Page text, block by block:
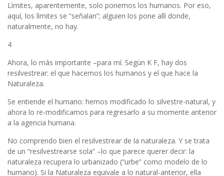
Lìmites, aparentemente, solo ponemos los humanos. Por eso,
aquí, los lìmites se “señalan”; alguien los pone allì donde,
naturalmente, no hay.
4
Ahora, lo màs importante –para mí. Segùn K F, hay dos
resilvestrear: el que hacemos los humanos y el que hace la
Naturaleza.
Se entiende el humano: hemos modificado lo silvestre-natural, y
ahora lo re-modificamos para regresarlo a su momente anterior
a la agencia humana.
No comprendo bien el resilvestrear de la naturaleza. Y se trata
de un “resilvestrearse sola” –lo que parece querer decir: la
naturaleza recupera lo urbanizado (“urbe” como modelo de lo
humano). Si la Naturaleza equivale a lo natural-anterior, ella